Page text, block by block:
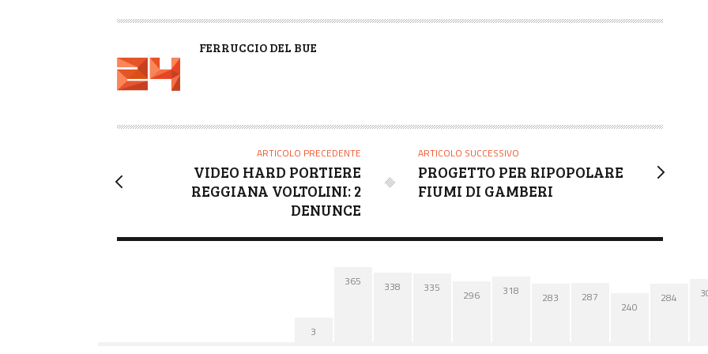
A
R
FERRUCCIO DEL BUE
ARTICOLO PRECEDENTE
VIDEO HARD PORTIERE
REGGIANA VOLTOLINI: 2
DENUNCE
ARTICOLO SUCCESSIVO
PROGETTO PER RIPOPOLARE
FIUMI DI GAMBERI
3
365 338 335
296 318 283 287
240
284